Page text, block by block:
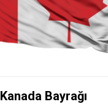
Kanada Bayrağı